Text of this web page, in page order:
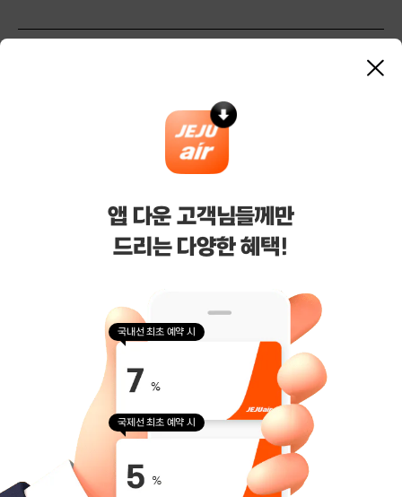
기업/여행사 서비스
사업자등록번호 : 616-81-50527
통신판매업신고 : 제주 2006-125호
호스팅 사업자 : AWS
주소 : 제주특별자치도 제주시 신대로 64 (연동, 건설공제회관 3층)
jejuair.help@jejuair.net
partnership@jejuair.net
Copyright ⓒ Jeju Air. All Rights Reserved.
닫
앱 다운 고객님들께만
드리는 다양한 혜택!
국내선 최초 예약 시
국제선 최초 예약 시